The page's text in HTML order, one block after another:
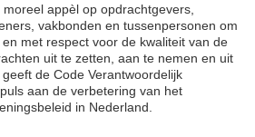
appèl op opdrachtgevers,
vakbonden en tussenpersonen om
met respect voor de kwaliteit van de
uit te zetten, aan te nemen en uit
de Code Verantwoordelijk
aan de verbetering van het
in Nederland.